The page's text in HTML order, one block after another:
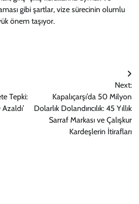
gibi şartlar, vize sürecinin olumlu
önem taşıyor.
Tepki:
Next:
Kapalıçarşı’da 50 Milyon
Dolarlık Dolandırıcılık: 45 Yıllık
Sarraf Markası ve Çalışkur
Kardeşlerin İtirafları